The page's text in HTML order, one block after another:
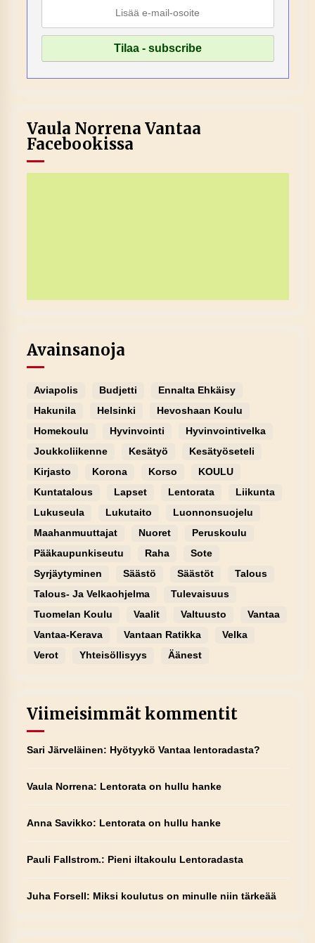
Vaula Norrena Vantaa
Facebookissa
Avainsanoja
Aviapolis Budjetti
Ennalta Ehkäisy
Hakunila
Helsinki
Hevoshaan Koulu
Homekoulu
Hyvinvointi
Hyvinvointivelka
Joukkoliikenne
Kesätyö
Kesätyöseteli
Kirjasto
Korona Korso
KOULU
Kuntatalous
Lapset Lentorata
Liikunta
Lukuseula
Lukutaito
Luonnonsuojelu
Maahanmuuttajat
Nuoret
Peruskoulu
Pääkaupunkiseutu
Raha
Sote
Syrjäytyminen
Säästö Säästöt
Talous
Talous- Ja Velkaohjelma
Tulevaisuus
Tuomelan Koulu
Vaalit Valtuusto
Vantaa
Vantaa-Kerava
Vantaan Ratikka
Velka
Verot
Yhteisöllisyys Äänest
Viimeisimmät kommentit
Sari Järveläinen: Hyötyykö Vantaa lentoradasta?
Vaula Norrena: Lentorata on hullu hanke
Anna Savikko: Lentorata on hullu hanke
Pauli Fallstrom.: Pieni iltakoulu Lentoradasta
Juha Forsell: Miksi koulutus on minulle niin tärkeää